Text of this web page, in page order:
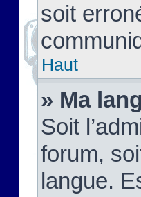
soit
Haut
» Ma
Soit
forum,
langue.